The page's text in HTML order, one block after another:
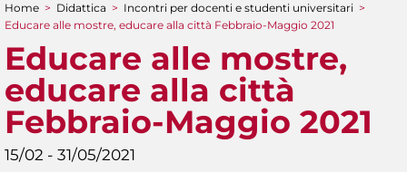
Tu sei qui
Home > Didattica > Incontri per docenti e studenti universitari >
Educare alle mostre, educare alla città Febbraio-Maggio 2021
Educare alle mostre,
educare alla città
Febbraio-Maggio 2021
15/02 - 31/05/2021